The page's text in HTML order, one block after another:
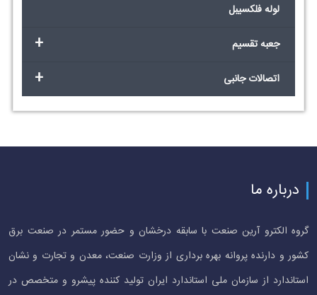
لوله فلکسیبل
+ جعبه تقسیم
+ اتصالات جانبی
درباره ما
گروه الکترو آرین صنعت با سابقه درخشان و حضور مستمر در صنعت برق
کشور و دارنده پروانه بهره برداری از وزارت صنعت، معدن و تجارت و نشان
استاندارد از سازمان ملی استاندارد ایران تولید کننده پیشرو و متخصص در